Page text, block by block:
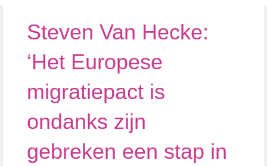
Steven Van Hecke:
‘Het Europese
migratiepact is
ondanks zijn
gebreken een stap in